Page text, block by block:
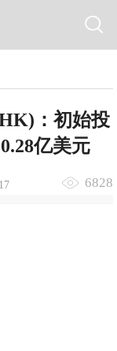
：初始投
亿美元
6828